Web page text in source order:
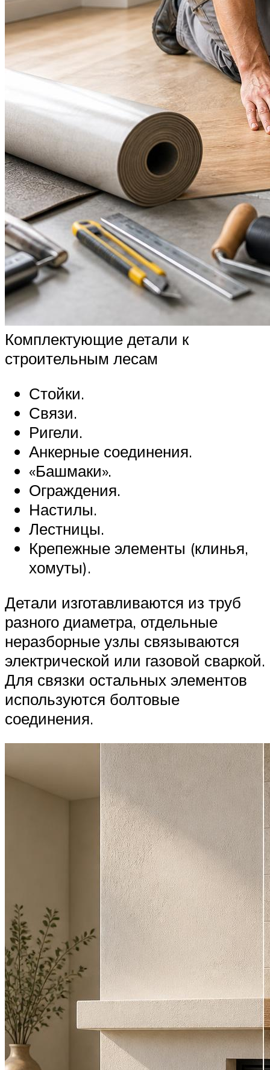
Комплектующие детали к
строительным лесам
Стойки.
Связи.
Ригели.
Анкерные соединения.
«Башмаки».
Ограждения.
Настилы.
Лестницы.
Крепежные элементы (клинья,
хомуты).
Детали изготавливаются из труб
разного диаметра, отдельные
неразборные узлы связываются
электрической или газовой сваркой.
Для связки остальных элементов
используются болтовые
соединения.